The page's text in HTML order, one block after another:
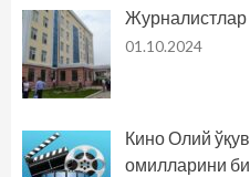
Журналистлар
01.10.2024
Кино Олий
омилларини